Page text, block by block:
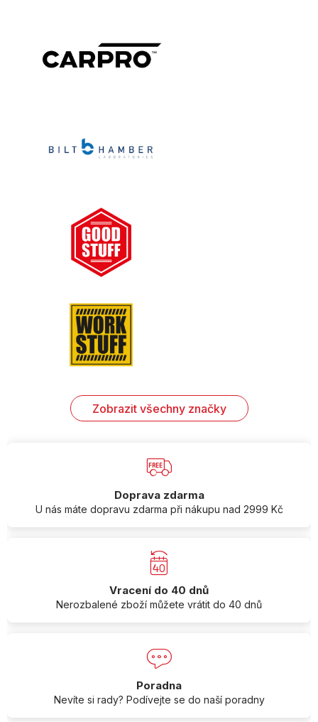
Zobrazit všechny značky
Doprava zdarma
U nás máte dopravu zdarma při nákupu nad 2999 Kč
Vracení do 40 dnů
Nerozbalené zboží můžete vrátit do 40 dnů
Poradna
Nevíte si rady? Podívejte se do naší poradny